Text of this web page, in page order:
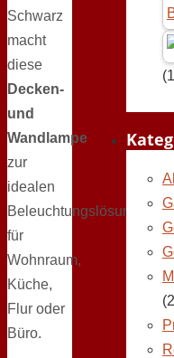
Schwarz
macht
diese
Decken-
und
Wandlampe
zur
idealen
Beleuchtungslösung
für
Wohnraum,
Küche,
Flur oder
Büro.